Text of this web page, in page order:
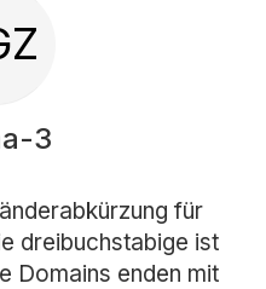
3
für
dreibuchstabige ist
Domains enden mit